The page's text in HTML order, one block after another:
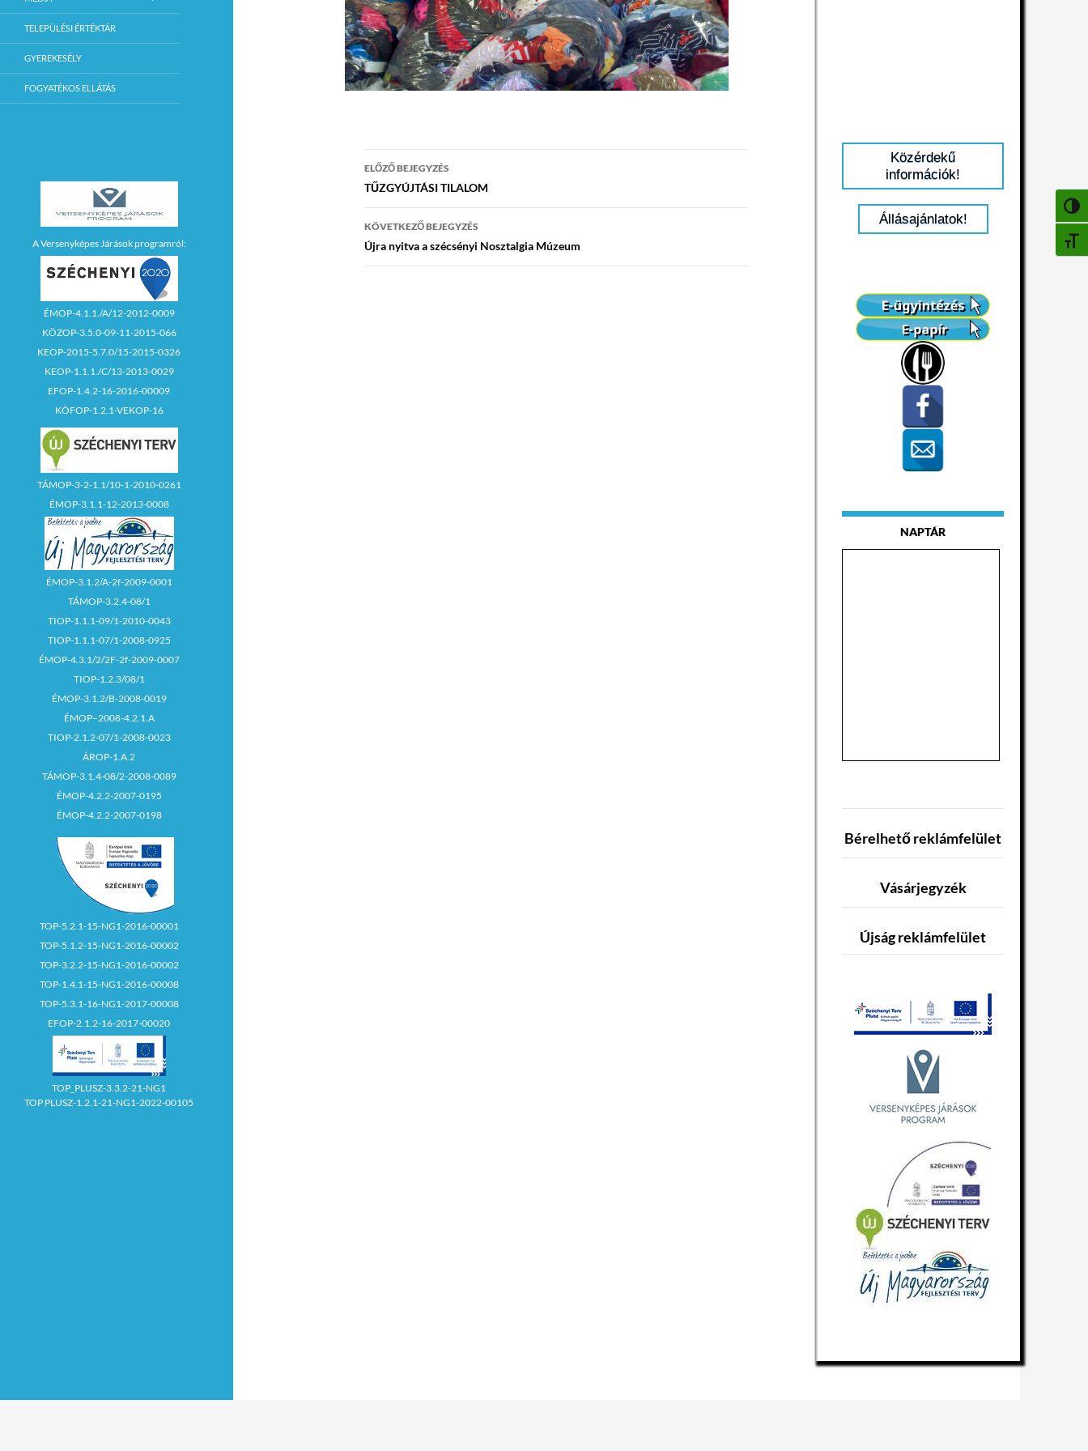
Bejegyzés
navigáció
ELŐZŐ BEJEGYZÉS
TŰZGYÚJTÁSI TILALOM
KÖVETKEZŐ BEJEGYZÉS
Újra nyitva a szécsényi Nosztalgia Múzeum
Közérdekű
információk!
Állásajánlatok!
NAPTÁR
Bérelhető reklámfelület
Vásárjegyzék
Újság reklámfelület
TELEPÜLÉSI ÉRTÉKTÁR
GYEREKESÉLY
FOGYATÉKOS ELLÁTÁS
A Versenyképes Járások programról:
ÉMOP-4.1.1./A/12-2012-0009
KÖZOP-3.5.0-09-11-2015-066
KEOP-2015-5.7.0/15-2015-0326
KEOP-1.1.1./C/13-2013-0029
EFOP-1.4.2-16-2016-00009
KÖFOP-1.2.1-VEKOP-16
TÁMOP-3-2-1.1/10-1-2010-0261
ÉMOP-3.1.1-12-2013-0008
ÉMOP-3.1.2/A-2f-2009-0001
TÁMOP-3.2.4-08/1
TIOP-1.1.1-09/1-2010-0043
TIOP-1.1.1-07/1-2008-0925
ÉMOP-4.3.1/2/2F-2f-2009-0007
TIOP-1.2.3/08/1
ÉMOP-3.1.2/B-2008-0019
ÉMOP–2008-4.2.1.A
TIOP-2.1.2-07/1-2008-0023
ÁROP-1.A.2
TÁMOP-3.1.4-08/2-2008-0089
ÉMOP-4.2.2-2007-0195
ÉMOP-4.2.2-2007-0198
TOP-5.2.1-15-NG1-2016-00001
TOP-5.1.2-15-NG1-2016-00002
TOP-3.2.2-15-NG1-2016-00002
TOP-1.4.1-15-NG1-2016-00008
TOP-5.3.1-16-NG1-2017-00008
EFOP-2.1.2-16-2017-00020
TOP_PLUSZ-3.3.2-21-NG1
TOP PLUSZ-1.2.1-21-NG1-2022-00105